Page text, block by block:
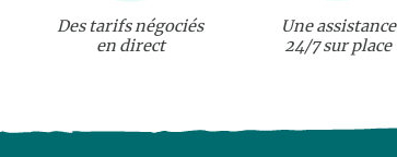
Des tarifs négociés
en direct
Une assistance
24/7 sur place